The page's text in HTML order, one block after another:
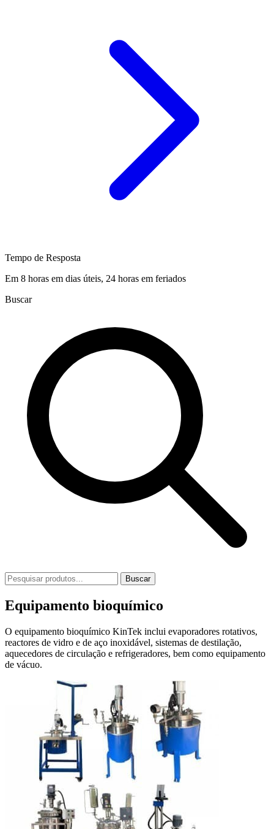
Tempo de Resposta
Em 8 horas em dias úteis, 24 horas em feriados
Buscar
Buscar
Equipamento bioquímico
O equipamento bioquímico KinTek inclui evaporadores rotativos,
reactores de vidro e de aço inoxidável, sistemas de destilação,
aquecedores de circulação e refrigeradores, bem como equipamento
de vácuo.